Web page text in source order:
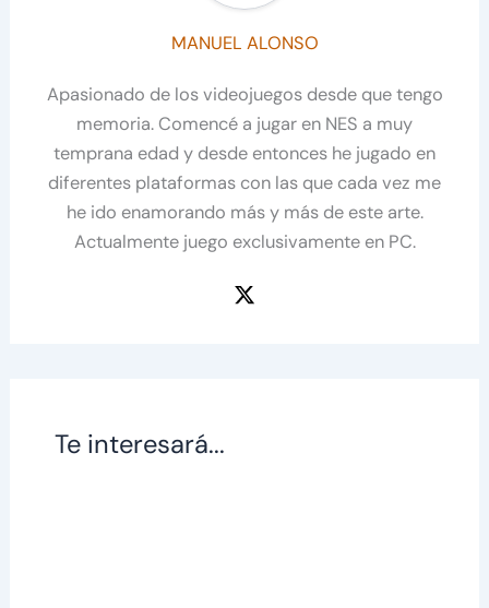
MANUEL ALONSO
Apasionado de los videojuegos desde que tengo
memoria. Comencé a jugar en NES a muy
temprana edad y desde entonces he jugado en
diferentes plataformas con las que cada vez me
he ido enamorando más y más de este arte.
Actualmente juego exclusivamente en PC.
Te interesará...